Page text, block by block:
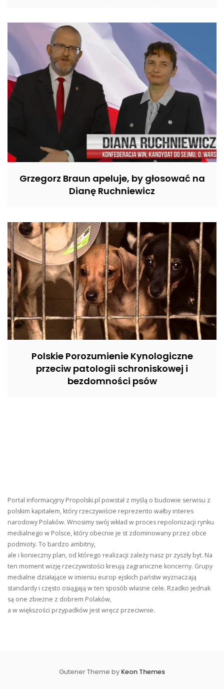
Grzegorz Braun apeluje, by głosować na
Dianę Ruchniewicz
Polskie Porozumienie Kynologiczne
przeciw patologii schroniskowej i
bezdomności psów
Portal informacyjny Propolski.pl powstał z myślą o budowie serwisu z
polskim kapitałem, który rzeczywiście reprezento wałby interes
narodowy Polaków. Wnosimy swój wkład w proces repolonizacji rynku
medialnego w Polsce, który obecnie je st zdominowany przez obce
podmioty. To bardzo ambitny,
ale i konieczny plan, od którego realizacji zależy nasz pr zyszły byt. Na
ten moment wizję rzeczywistości kreują zagraniczne koncerny. Grupy
medialne działające w imieniu europ ejskich państw wyznaczają
standardy i często osiągają w ten sposób własne cele. Rzadko jednak
są one zbieżne z dobrem Polaków,
a w większości przypadków jest wręcz przeciwnie.
Gutener Theme by Keon Themes